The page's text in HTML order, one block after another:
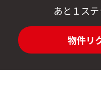
あと１ス
物件リ